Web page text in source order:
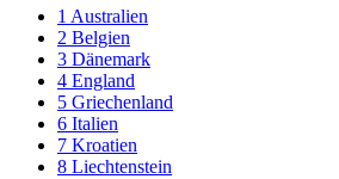
1 Australien
2 Belgien
3 Dänemark
4 England
5 Griechenland
6 Italien
7 Kroatien
8 Liechtenstein